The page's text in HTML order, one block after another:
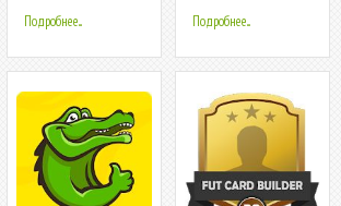
на телефоне
Подробнее...
Designer
Подробнее...